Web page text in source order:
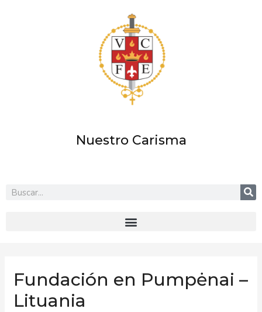
Nuestro Carisma
Fundación en Pumpėnai –
Lituania